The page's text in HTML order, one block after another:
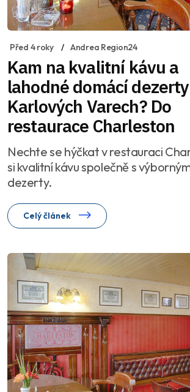
Před 4 roky Andrea Region24
Kam na kvalitní kávu a
lahodné domácí
Karlových Varech? Do
restaurace Charleston
Nechte se hýčkat v restauraci
si kvalitní kávu společně s
dezerty.
Celý článek